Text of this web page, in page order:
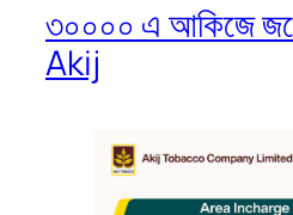
৩০০০০ এ আকিজে
Akij